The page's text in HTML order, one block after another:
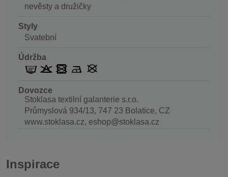
nevěsty a družičky
Styly
Svatební
Údržba
Dovozce
Stoklasa textilní galanterie s.r.o.
Průmyslová 934/13, 747 23 Bolatice, CZ
www.stoklasa.cz, eshop@stoklasa.cz
Inspirace